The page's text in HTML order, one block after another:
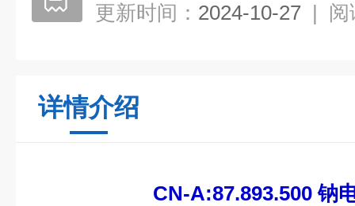
更新时间： 2024-10-27 | 阅
详情介绍
CN-A:87.893.500 钠